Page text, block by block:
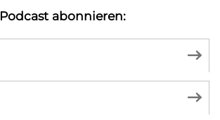
Podcast abonnieren: